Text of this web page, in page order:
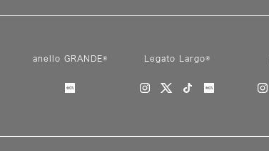
anello GRANDE® Legato Largo®